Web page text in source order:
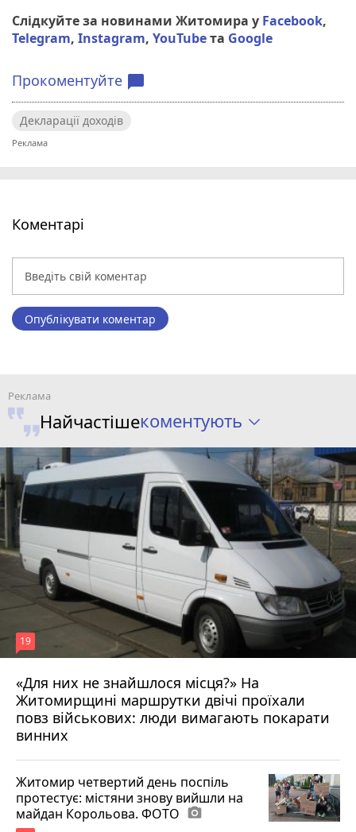
Слідкуйте за новинами Житомира у Facebook,
Telegram, Instagram, YouTubeта Google
Прокоментуйте chat_bubble
Декларації доходів
Коментарі
Опублікувати коментар
Найчастішекоментують
«Для них не знайшлося місця?» На
Житомирщині маршрутки двічі проїхали
повз військових: люди вимагають покарати
винних
19
17 липня 2026 р.
Житомир четвертий день поспіль
протестує: містяни знову вийшли на
майдан Корольова. ФОТО photo_camera